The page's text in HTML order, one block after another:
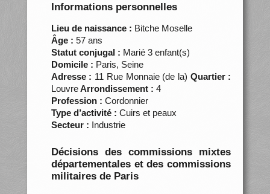
Informations personnelles
Lieu de naissance : Bitche Moselle
Âge : 57 ans
Statut conjugal : Marié 3 enfant(s)
Domicile : Paris, Seine
Adresse : 11 Rue Monnaie (de la) Quartier :
LouvreArrondissement : 4
Profession : Cordonnier
Type d’activité : Cuirs et peaux
Secteur : Industrie
Décisions des commissions mixtes
départementales et des commissions
militaires de Paris